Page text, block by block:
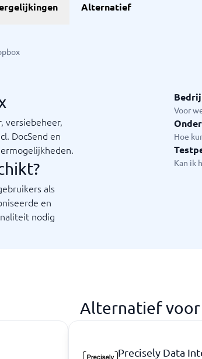
Alternatief
versiebeheer,
DocSend en
als
en
nodig
Voor
Hoe
Kan ik
Alternatief
Precisely Data